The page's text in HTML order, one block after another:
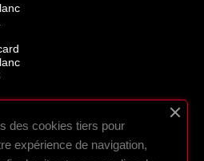
des cookies tiers pour
expérience de navigation,